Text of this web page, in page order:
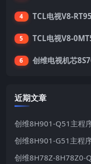
4
5
6 创维电视机芯
近期文章
创维8H901-Q51主程
创维8H901-G51主程
创维8H78Z-8H78Z0-